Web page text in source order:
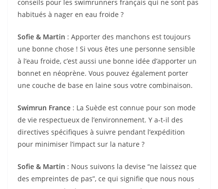
conseils pour les swimrunners français qui ne sont pas
habitués à nager en eau froide ?
Sofie & Martin : Apporter des manchons est toujours
une bonne chose ! Si vous êtes une personne sensible
à l’eau froide, c’est aussi une bonne idée d’apporter un
bonnet en néoprène. Vous pouvez également porter
une couche de base en laine sous votre combinaison.
Swimrun France : La Suède est connue pour son mode
de vie respectueux de l’environnement. Y a-t-il des
directives spécifiques à suivre pendant l’expédition
pour minimiser l’impact sur la nature ?
Sofie & Martin : Nous suivons la devise “ne laissez que
des empreintes de pas”, ce qui signifie que nous nous